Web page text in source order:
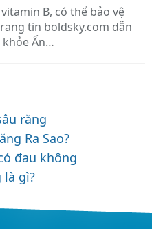
B, có thể bảo vệ
tin boldsky.com dẫn
khỏe Ấn…
răng
Ra Sao?
đau không
là gì?